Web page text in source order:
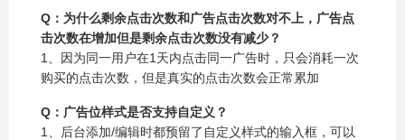
Q：为什么剩余点击次数和广告点击次数对不上，广告点
击次数在增加但是剩余点击次数没有减少？
1、因为同一用户在1天内点击同一广告时，只会消耗一次
购买的点击次数，但是真实的点击次数会正常累加
Q：广告位样式是否支持自定义？
1、后台添加/编辑时都预留了自定义样式的输入框，可以